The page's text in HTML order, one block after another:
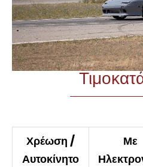
Χρέωση /
Αυτοκίνητο
Με